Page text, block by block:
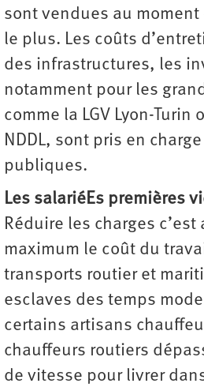
sont vendues au
le plus. Les coûts
des infrastructures, les
notamment pour les
comme la LGV Lyon-Turin
NDDL, sont pris en
publiques.
Les salariéEs premières
Réduire les charges
maximum le coût du
transports routier et
esclaves des temps
certains artisans
chauffeurs routiers
de vitesse pour livrer